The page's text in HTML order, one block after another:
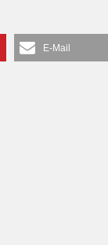
E-Mail